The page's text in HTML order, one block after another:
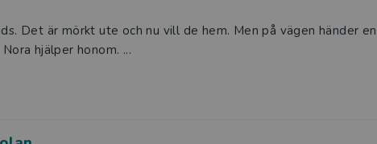
Det är mörkt ute och nu vill de hem. Men på vägen händer en
hjälper honom. ...